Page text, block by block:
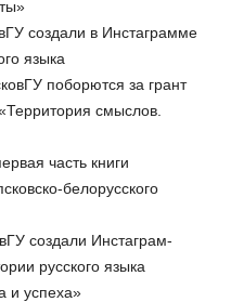
создали в Инстаграмме
языка
поборются за грант
смыслов.
часть книги
белорусского
создали Инстаграм-
русского языка
и успеха»